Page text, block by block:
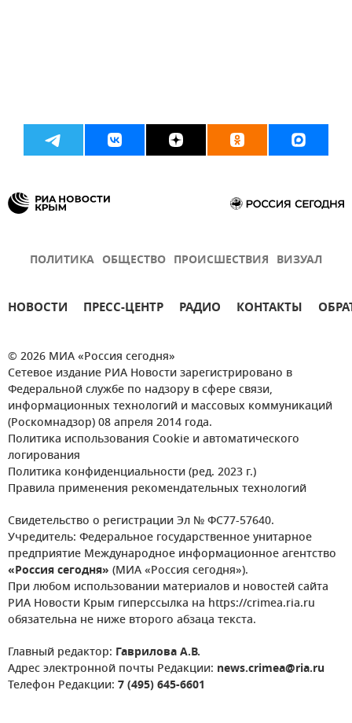
ПОЛИТИКА ОБЩЕСТВО ПРОИСШЕСТВИЯ ВИЗУАЛ
НОВОСТИ ПРЕСС-ЦЕНТР РАДИО КОНТАКТЫ
© 2026 МИА «Россия сегодня»
Сетевое издание РИА Новости зарегистрировано в
Федеральной службе по надзору в сфере связи,
информационных технологий и массовых коммуникаций
(Роскомнадзор) 08 апреля 2014 года.
Политика использования Cookie и автоматического
логирования
Политика конфиденциальности (ред. 2023 г.)
Правила применения рекомендательных технологий
Свидетельство о регистрации Эл № ФС77-57640.
Учредитель: Федеральное государственное унитарное
предприятие Международное информационное агентство
«Россия сегодня» (МИА «Россия сегодня»).
При любом использовании материалов и новостей сайта
РИА Новости Крым гиперссылка на https://crimea.ria.ru
обязательна не ниже второго абзаца текста.
Главный редактор: Гаврилова А.В.
Адрес электронной почты Редакции: news.crimea@ria.ru
Телефон Редакции: 7 (495) 645-6601